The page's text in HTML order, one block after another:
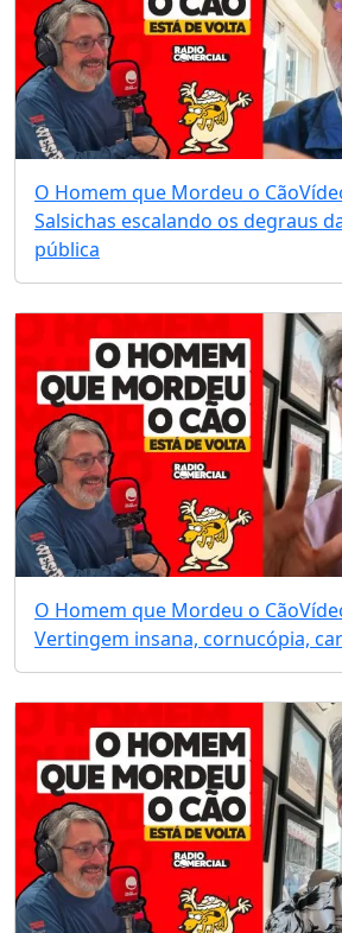
O Homem que Mordeu o Cão
Salsichas escalando os degraus
pública
O Homem que Mordeu o Cão
Vertingem insana, cornucópia,